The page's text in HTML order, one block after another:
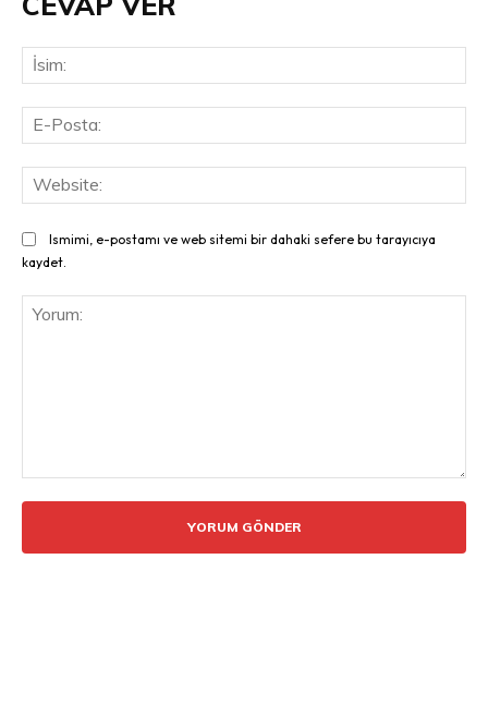
Ismimi, e-postamı ve web sitemi bir dahaki sefere bu tarayıcıya
kaydet.